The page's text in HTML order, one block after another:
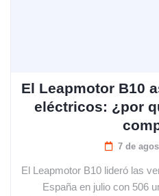
El Leapmotor B10
eléctricos: ¿por
7 de
El Leapmotor B10 lideró las
España en julio con 506